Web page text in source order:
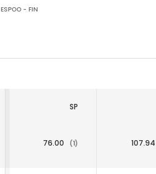
ESPOO - FIN
SP
76.00 (1) 107.94